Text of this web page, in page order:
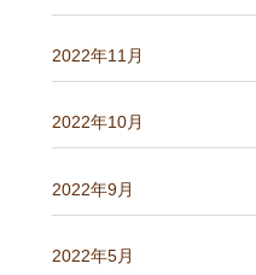
2022年11月
2022年10月
2022年9月
2022年5月